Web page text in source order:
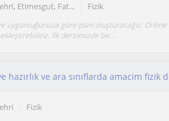
Etimesgut, Fat... Fizik
uygunluğunuza göre plan oluşturacağız. Online
İlk dersimizde be...
hazırlık ve ara sınıflarda amacim fizik
Fizik